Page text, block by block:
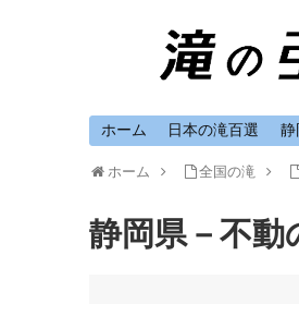
ホーム 日本の滝百選 静
ホーム 全国の滝
静岡県－不動